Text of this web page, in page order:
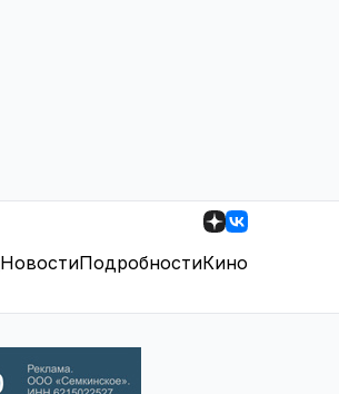
НовостиПодробностиКино